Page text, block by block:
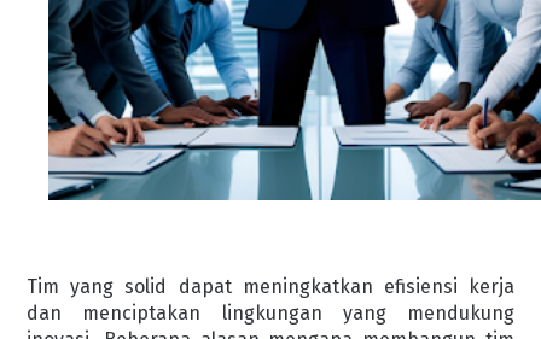
Tim yang solid dapat meningkatkan efisiensi kerja
dan menciptakan lingkungan yang mendukung